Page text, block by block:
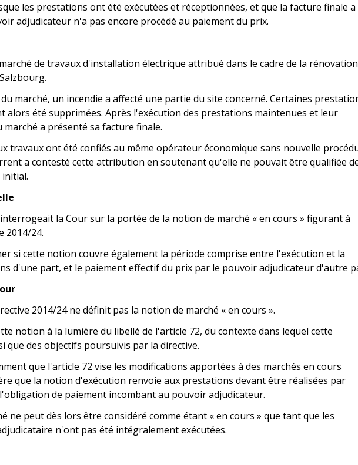
les prestations ont été exécutées et réceptionnées, et que la facture finale
adjudicateur n'a pas encore procédé au paiement du prix.
de travaux d'installation électrique attribué dans le cadre de la rénovation
marché, un incendie a affecté une partie du site concerné. Certaines
alors été supprimées. Après l'exécution des prestations maintenues et leur
a présenté sa facture finale.
travaux ont été confiés au même opérateur économique sans nouvelle
a contesté cette attribution en soutenant qu'elle ne pouvait être qualifiée
la Cour sur la portée de la notion de marché « en cours » figurant à
2014/24.
si cette notion couvre également la période comprise entre l'exécution et la
d'une part, et le paiement effectif du prix par le pouvoir adjudicateur d'autre
2014/24 ne définit pas la notion de marché « en cours ».
notion à la lumière du libellé de l'article 72, du contexte dans lequel cette
que des objectifs poursuivis par la directive.
que l'article 72 vise les modifications apportées à des marchés en cours
que la notion d'exécution renvoie aux prestations devant être réalisées par
de paiement incombant au pouvoir adjudicateur.
ne peut dès lors être considéré comme étant « en cours » que tant que les
n'ont pas été intégralement exécutées.